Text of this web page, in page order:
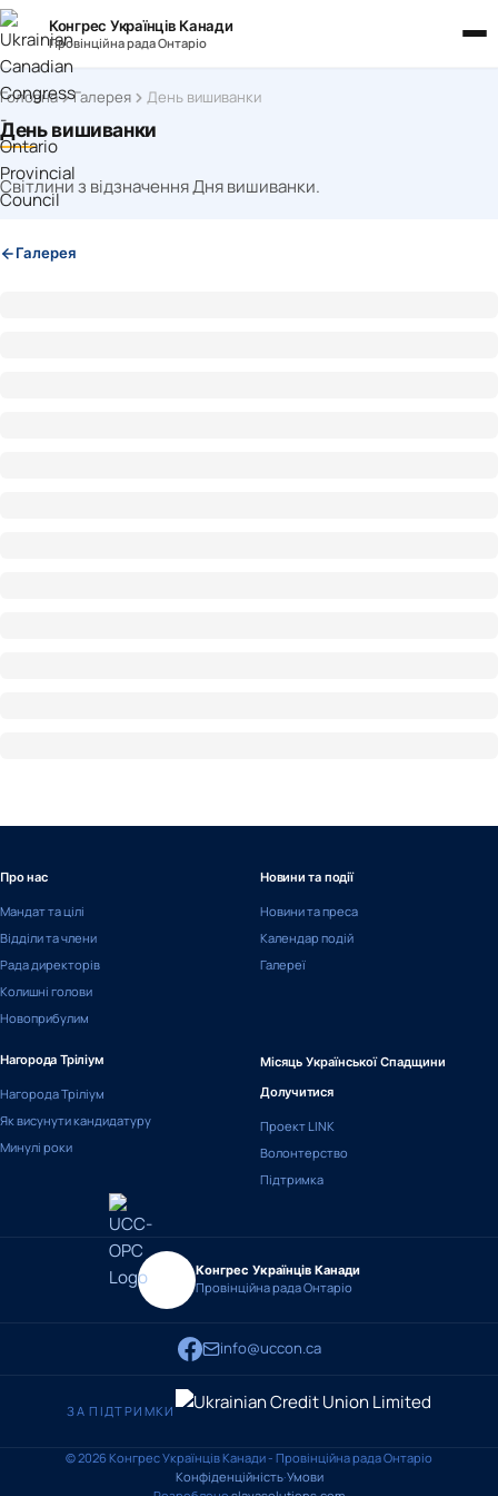
Конгрес Українців Канади
Провінційна рада Онтаріо
Головна Галерея День вишиванки
День вишиванки
Світлини з відзначення Дня вишиванки.
Галерея
Про нас
Мандат та цілі
Відділи та члени
Рада директорів
Колишні голови
Новоприбулим
Новини та події
Новини та преса
Календар подій
Галереї
Нагорода Тріліум
Нагорода Тріліум
Як висунути кандидатуру
Минулі роки
Місяць Української Спадщини
Долучитися
Проект LINK
Волонтерство
Підтримка
Конгрес Українців Канади
Провінційна рада Онтаріо
info@uccon.ca
ЗА ПІДТРИМКИ
© 2026 Конгрес Українців Канади - Провінційна рада Онтаріо
Конфіденційність·Умови